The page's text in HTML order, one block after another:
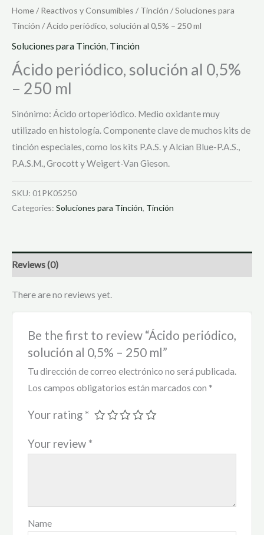
Home/Reactivos y Consumibles /Tinción /Soluciones para
Tinción / Ácido periódico, solución al 0,5% – 250 ml
Soluciones para Tinción, Tinción
Ácido periódico, solución al 0,5%
– 250 ml
Sinónimo: Ácido ortoperiódico. Medio oxidante muy
utilizado en histología. Componente clave de muchos kits de
tinción especiales, como los kits P.A.S. y Alcian Blue-P.A.S.,
P.A.S.M., Grocott y Weigert-Van Gieson.
SKU: 01PK05250
Categories: Soluciones para Tinción, Tinción
Reviews (0)
There are no reviews yet.
Be the first to review “Ácido periódico,
solución al 0,5% – 250 ml”
Tu dirección de correo electrónico no será publicada.
Los campos obligatorios están marcados con *
Your rating *
Your review *
Name